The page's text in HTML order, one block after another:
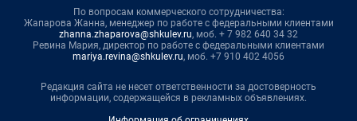
По вопросам коммерческого сотрудничества:
Жапарова Жанна, менеджер по работе с федеральными клиентами
zhanna.zhaparova@shkulev.ru, моб. + 7 982 640 34 32
Ревина Мария, директор по работе с федеральными клиентами
mariya.revina@shkulev.ru, моб. +7 910 402 4056
Редакция сайта не несет ответственности за достоверность
информации, содержащейся в рекламных объявлениях.